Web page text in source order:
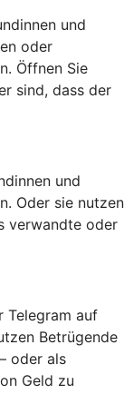
und
oder
Öffnen Sie
sind, dass der
und
Oder sie nutzen
verwandte oder
Telegram auf
Betrügende
oder als
Geld zu